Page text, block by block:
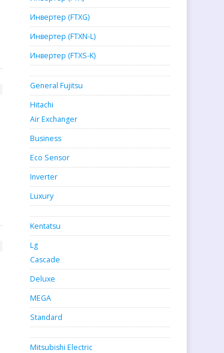
Инвертер (FTXG)
Инвертер (FTXN-L)
Инвертер (FTXS-K)
General Fujitsu
Hitachi
Air Exchanger
Business
Eco Sensor
Inverter
Luxury
Kentatsu
Lg
Cascade
Deluxe
MEGA
Standard
Mitsubishi Electric